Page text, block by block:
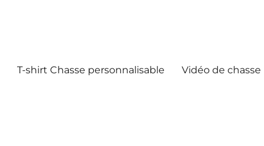
T-shirt Chasse personnalisable Vidéo de chasse